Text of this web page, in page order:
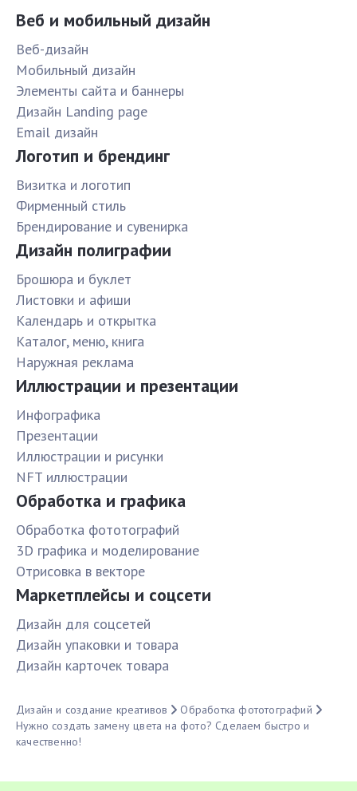
Веб и мобильный дизайн
Веб-дизайн
Мобильный дизайн
Элементы сайта и баннеры
Дизайн Landing page
Email дизайн
Логотип и брендинг
Визитка и логотип
Фирменный стиль
Брендирование и сувенирка
Дизайн полиграфии
Брошюра и буклет
Листовки и афиши
Календарь и открытка
Каталог, меню, книга
Наружная реклама
Иллюстрации и презентации
Инфографика
Презентации
Иллюстрации и рисунки
NFT иллюстрации
Обработка и графика
Обработка фототографий
3D графика и моделирование
Отрисовка в векторе
Маркетплейсы и соцсети
Дизайн для соцсетей
Дизайн упаковки и товара
Дизайн карточек товара
Дизайн и создание креативов
Обработка фототографий
Нужно создать замену цвета на фото? Сделаем быстро и
качественно!